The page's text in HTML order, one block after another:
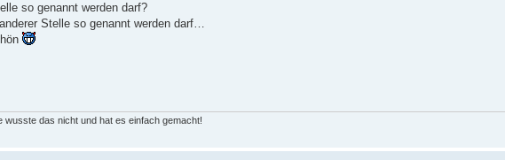
so genannt werden darf?
Stelle so genannt werden darf…
wusste das nicht und hat es einfach gemacht!